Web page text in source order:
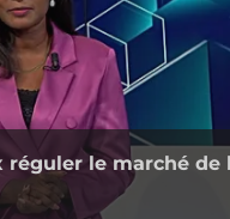
réguler le marché de